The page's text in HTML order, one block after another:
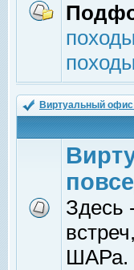
Виртуальный
Здесь
ШАРа.